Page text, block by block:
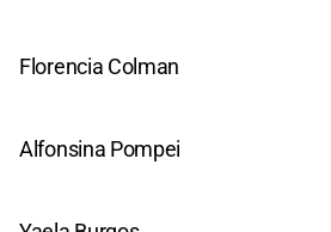
Florencia Colman
Alfonsina Pompei